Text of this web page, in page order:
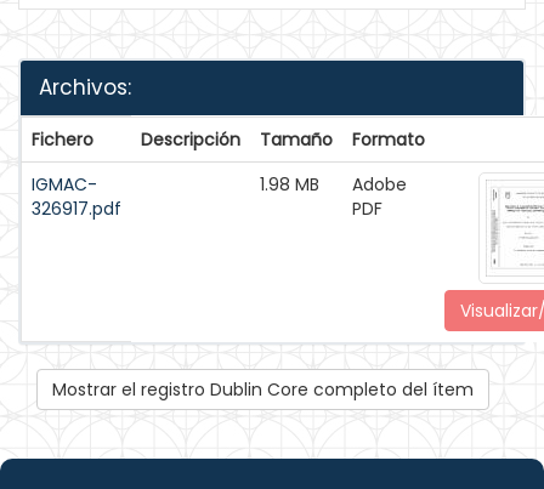
Archivos:
Fichero Descripción Tamaño
Formato
IGMAC-
326917.pdf
1.98 MB
Adobe
PDF
Mostrar el registro Dublin Core completo del ítem